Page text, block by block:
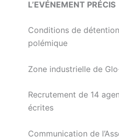
L’EVÉNEMENT PRÉCIS
Conditions de
polémique
Zone industrielle de
Recrutement de 14
écrites
Communication de